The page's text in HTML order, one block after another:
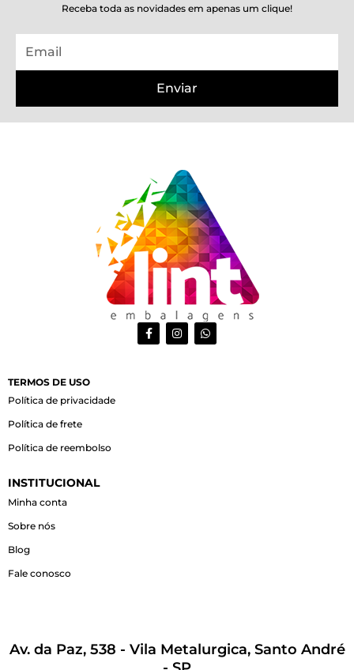
Receba toda as novidades em apenas um clique!
Enviar
F
a
c
I
n
s
W
h
a
TERMOS DE USO
Política de privacidade
Política de frete
Política de reembolso
INSTITUCIONAL
Minha conta
Sobre nós
Blog
Fale conosco
Av. da Paz, 538 - Vila Metalurgica, Santo André